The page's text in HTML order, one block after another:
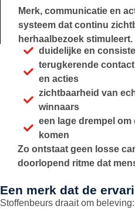
Merk, communicatie en
systeem dat continu
herhaalbezoek stimuleert.
duidelijke en
terugkerende
en acties
zichtbaarheid van
winnaars
een lage drempel
komen
Zo ontstaat geen losse
doorlopend ritme dat
Een merk dat de
Stoffenbeurs draait om beleving: